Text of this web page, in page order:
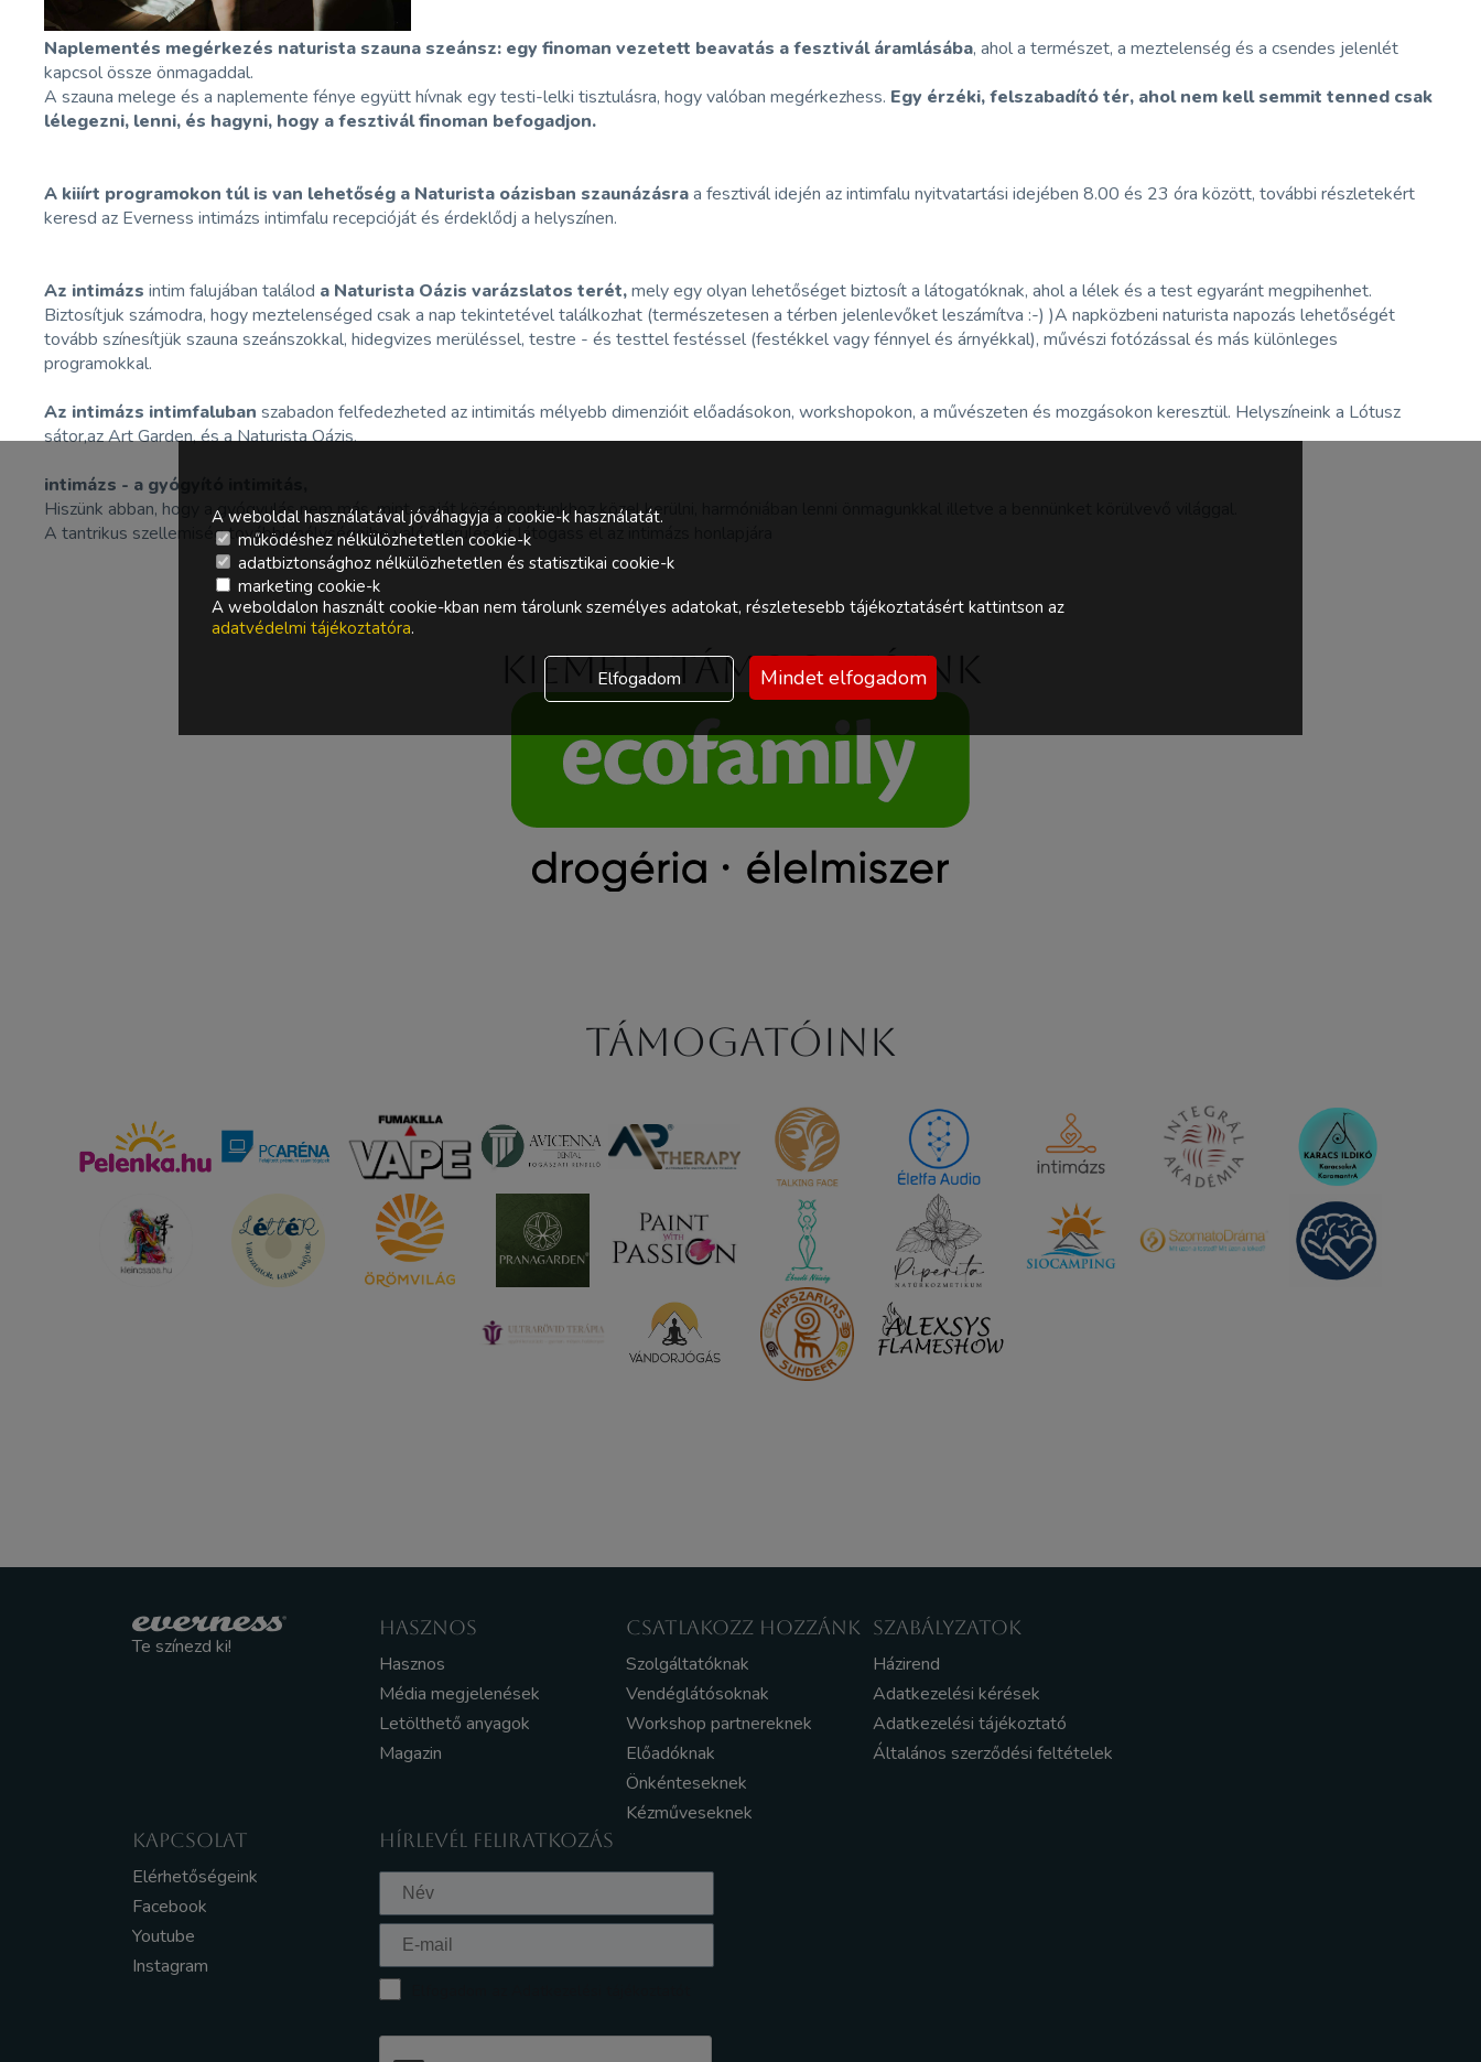
Naplementés megérkezés naturista szauna szeánsz: egy finoman vezetett beavatás a fesztivál áramlásába, ahol a természet, a meztelenség és a csendes jelenlét
kapcsol össze önmagaddal.
A szauna melege és a naplemente fénye együtt hívnak egy testi-lelki tisztulásra, hogy valóban megérkezhess. Egy érzéki, felszabadító tér, ahol nem kell semmit tenned csak
lélegezni, lenni, és hagyni, hogy a fesztivál finoman befogadjon.
A kiiírt programokon túl is van lehetőség a Naturista oázisban szaunázásraa fesztivál idején az intimfalu nyitvatartási idejében 8.00 és 23 óra között, további részletekért
keresd az Everness intimázs intimfalu recepcióját és érdeklődj a helyszínen.
Az intimázsintim falujában találod a Naturista Oázis varázslatos terét,mely egy olyan lehetőséget biztosít a látogatóknak, ahol a lélek és a test egyaránt megpihenhet.
Biztosítjuk számodra, hogy meztelenséged csak a nap tekintetével találkozhat (természetesen a térben jelenlevőket leszámítva :-) )A napközbeni naturista napozás lehetőségét
tovább színesítjük szauna szeánszokkal, hidegvizes merüléssel, testre - és testtel festéssel (festékkel vagy fénnyel és árnyékkal), művészi fotózással és más különleges
programokkal.
Az intimázs intimfaluban szabadon felfedezheted az intimitás mélyebb dimenzióit előadásokon, workshopokon, a művészeten és mozgásokon keresztül. Helyszíneink a Lótusz
sátor,az Art Garden, és a Naturista Oázis.
intimázs - a gyógyító intimitás,
Hiszünk abban, hogy a gyógyulás nem más, mint saját középpontunkhoz közel kerülni, harmóniában lenni önmagunkkal illetve a bennünket körülvevő világgal.
A tantrikus szellemiség további mélységeibe való merülésért látogass el az intimázs honlapjára
Kiemelt támogatóink
Támogatóink
Te színezd ki!
HASZNOS
Hasznos
Média megjelenések
Letölthető anyagok
Magazin
CSATLAKOZZ HOZZÁNK
Szolgáltatóknak
Vendéglátósoknak
Workshop partnereknek
Előadóknak
Önkénteseknek
Kézműveseknek
SZABÁLYZATOK
Házirend
Adatkezelési kérések
Adatkezelési tájékoztató
Általános szerződési feltételek
KAPCSOLAT
Elérhetőségeink
Facebook
Youtube
Instagram
HÍRLEVÉL FELIRATKOZÁS
A weboldal használatával jóváhagyja a cookie-k használatát.
működéshez nélkülözhetetlen cookie-k
adatbiztonsághoz nélkülözhetetlen és statisztikai cookie-k
marketing cookie-k
A weboldalon használt cookie-kban nem tárolunk személyes adatokat, részletesebb tájékoztatásért kattintson az
adatvédelmi tájékoztatóra.
Elfogadom Mindet elfogadom